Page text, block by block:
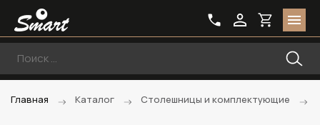
Главная Каталог Столешницы и комплектующие